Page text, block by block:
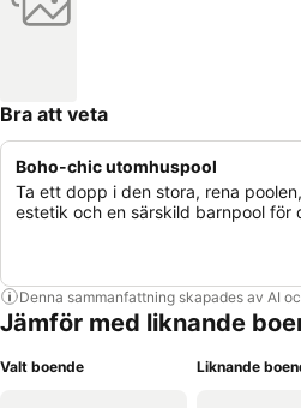
Bra att veta
Boho-chic utomhuspool
Ta ett dopp i den stora, rena
estetik och en särskild barnpool för
Denna sammanfattning skapades av AI
Jämför med liknande
Valt boende Liknande